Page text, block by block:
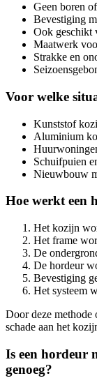
Geen boren
Bevestiging
Ook geschikt
Maatwerk
Strakke en
Voor welke
Kunststof
Aluminium
Schuifpuien
Nieuwbouw
Hoe werkt een
Het kozijn
Het frame
De
De hordeur
Bevestiging
Het systeem
Door deze methode
schade aan het
Is een hordeur
genoeg?